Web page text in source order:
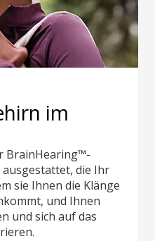
im
BrainHearing™-
die Ihr
sie Ihnen die Klänge
und Ihnen
und sich auf das